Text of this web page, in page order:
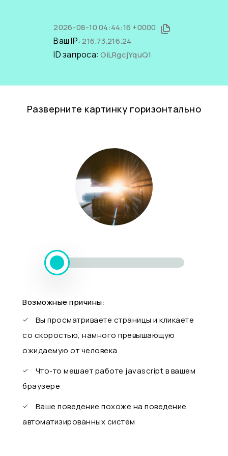
2026-08-10 04:44:16 +0000
Ваш IP:216.73.216.24
ID запроса:GiLRgcjYquQ1
Разверните картинку горизонтально
Возможные причины:
Вы просматриваете страницы и кликаете
со скоростью, намного превышающую
ожидаемую от человека
Что-то мешает работе javascript в вашем
браузере
Ваше поведение похоже на поведение
автоматизированных систем